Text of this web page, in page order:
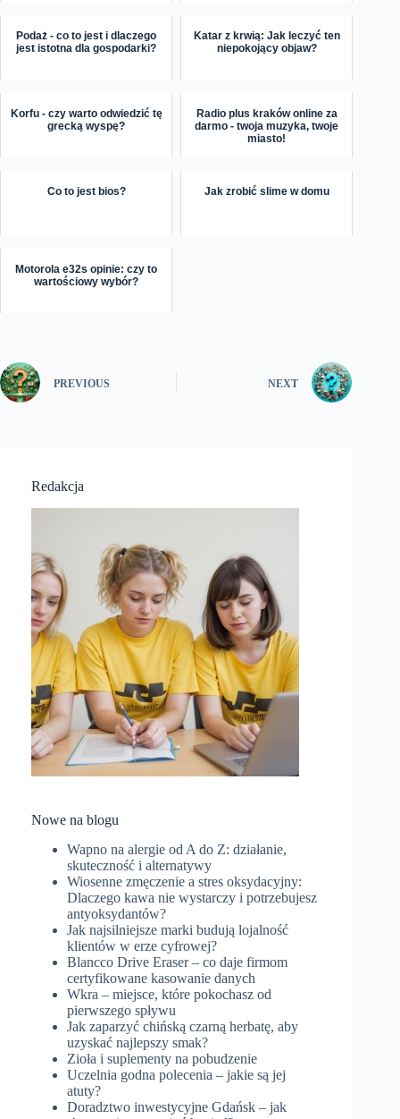
Podaż - co to jest i dlaczego
jest istotna dla gospodarki?
Katar z krwią: Jak leczyć ten
niepokojący objaw?
Korfu - czy warto odwiedzić tę
grecką wyspę?
Radio plus kraków online za
darmo - twoja muzyka, twoje
miasto!
Co to jest bios? Jak zrobić slime w domu
Motorola e32s opinie: czy to
wartościowy wybór?
PREVIOUS NEXT
Redakcja
Nowe na blogu
Wapno na alergie od A do Z: działanie,
skuteczność i alternatywy
Wiosenne zmęczenie a stres oksydacyjny:
Dlaczego kawa nie wystarczy i potrzebujesz
antyoksydantów?
Jak najsilniejsze marki budują lojalność
klientów w erze cyfrowej?
Blancco Drive Eraser – co daje firmom
certyfikowane kasowanie danych
Wkra – miejsce, które pokochasz od
pierwszego spływu
Jak zaparzyć chińską czarną herbatę, aby
uzyskać najlepszy smak?
Zioła i suplementy na pobudzenie
Uczelnia godna polecenia – jakie są jej
atuty?
Doradztwo inwestycyjne Gdańsk – jak